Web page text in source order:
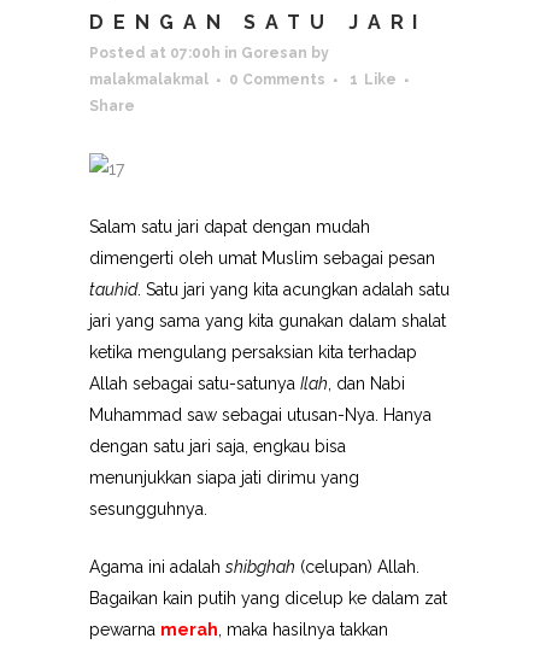
DENGAN SATU JARI
Posted at 07:00h in Goresan by
malakmalakmal
0 Comments 1
Like
Share
Salam satu jari dapat dengan mudah
dimengerti oleh umat Muslim sebagai pesan
tauhid. Satu jari yang kita acungkan adalah satu
jari yang sama yang kita gunakan dalam shalat
ketika mengulang persaksian kita terhadap
Allah sebagai satu-satunya Ilah , dan Nabi
Muhammad saw sebagai utusan-Nya. Hanya
dengan satu jari saja, engkau bisa
menunjukkan siapa jati dirimu yang
sesungguhnya.
Agama ini adalah shibghah (celupan) Allah.
Bagaikan kain putih yang dicelup ke dalam zat
pewarna merah , maka hasilnya takkan